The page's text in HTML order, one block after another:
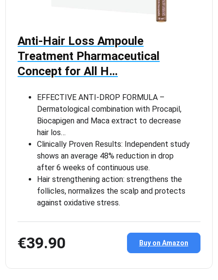
Anti-Hair Loss Ampoule
Treatment Pharmaceutical
Concept for All H…
EFFECTIVE ANTI-DROP FORMULA –
Dermatological combination with Procapil,
Biocapigen and Maca extract to decrease
hair los…
Clinically Proven Results: Independent study
shows an average 48% reduction in drop
after 6 weeks of continuous use.
Hair strengthening action: strengthens the
follicles, normalizes the scalp and protects
against oxidative stress.
€39.90 Buy on Amazon